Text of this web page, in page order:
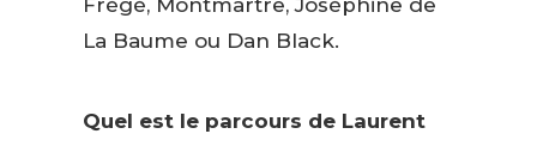
La Baume ou Dan Black.
Quel est le parcours de Laurent